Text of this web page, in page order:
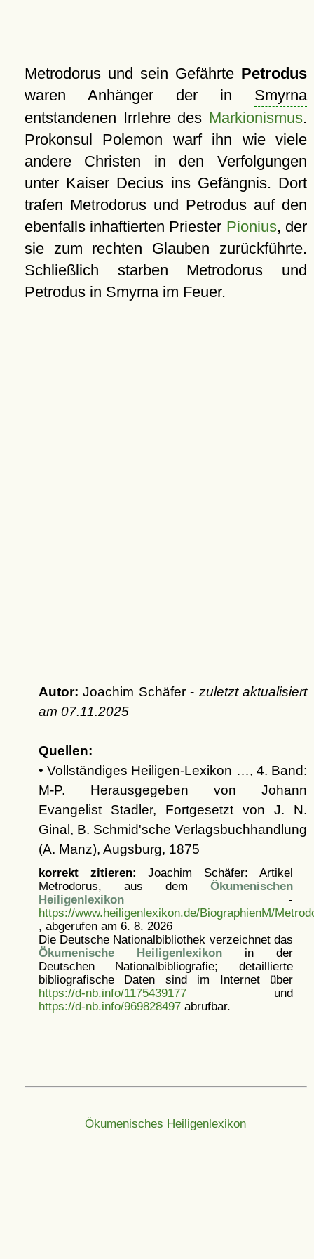
Metrodorus und sein Gefährte Petrodus
waren Anhänger der in Smyrna
entstandenen Irrlehre des Markionismus.
Prokonsul Polemon warf ihn wie viele
andere Christen in den Verfolgungen
unter Kaiser Decius ins Gefängnis. Dort
trafen Metrodorus und Petrodus auf den
ebenfalls inhaftierten Priester Pionius, der
sie zum rechten Glauben zurückführte.
Schließlich starben Metrodorus und
Petrodus in Smyrna im Feuer.
Autor: Joachim Schäfer - zuletzt aktualisiert
am 07.11.2025
Quellen:
• Vollständiges Heiligen-Lexikon …, 4. Band:
M-P. Herausgegeben von Johann
Evangelist Stadler, Fortgesetzt von J. N.
Ginal, B. Schmid'sche Verlagsbuchhandlung
(A. Manz), Augsburg, 1875
korrekt zitieren: Joachim Schäfer: Artikel
Metrodorus, aus dem Ökumenischen
Heiligenlexikon-
https://www.heiligenlexikon.de/BiographienM/
, abgerufen am 6. 8. 2026
Die Deutsche Nationalbibliothek verzeichnet das
Ökumenische Heiligenlexikonin der
Deutschen Nationalbibliografie; detaillierte
bibliografische Daten sind im Internet über
https://d-nb.info/1175439177und
https://d-nb.info/969828497abrufbar.
Ökumenisches Heiligenlexikon